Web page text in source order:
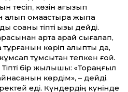
тесіп, көзін ағызып
алып омақастыра жықпақ
тіпті қызық дейді.
артқа қарай сығалап,
тұрғанын көріп алыпты да,
тұмсықтан тепкен ғой.
бір жылқышы: «Тораңғыл
көрдім», – дейді.
еді. Күндердің күнінде